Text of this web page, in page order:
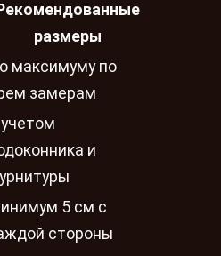
размеры
максимуму по
замерам
и
5 см с
стороны